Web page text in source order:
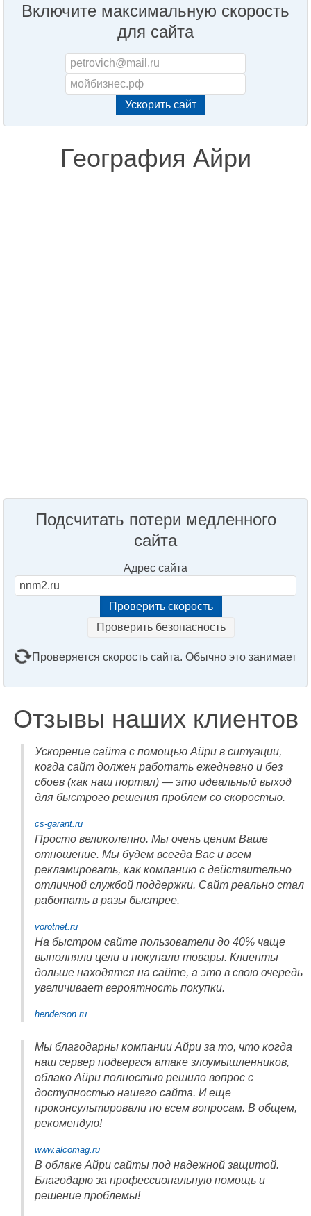
Включите максимальную скорость
для сайта
География Айри
Подсчитать потери медленного
сайта
Адрес сайта
Проверить безопасность
Проверяется скорость сайта. Обычно это занимает
Отзывы наших клиентов
Ускорение сайта с помощью Айри в ситуации,
когда сайт должен работать ежедневно и без
сбоев (как наш портал) — это идеальный выход
для быстрого решения проблем со скоростью.
cs-garant.ru
Просто великолепно. Мы очень ценим Ваше
отношение. Мы будем всегда Вас и всем
рекламировать, как компанию с действительно
отличной службой поддержки. Сайт реально стал
работать в разы быстрее.
vorotnet.ru
На быстром сайте пользователи до 40% чаще
выполняли цели и покупали товары. Клиенты
дольше находятся на сайте, а это в свою очередь
увеличивает вероятность покупки.
henderson.ru
Мы благодарны компании Айри за то, что когда
наш сервер подвергся атаке злоумышленников,
облако Айри полностью решило вопрос с
доступностью нашего сайта. И еще
проконсультировали по всем вопросам. В общем,
рекомендую!
www.alcomag.ru
В облаке Айри сайты под надежной защитой.
Благодарю за профессиональную помощь и
решение проблемы!